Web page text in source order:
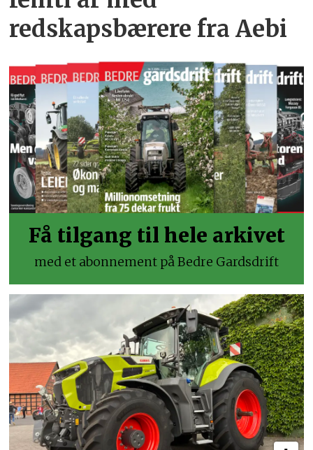
redskapsbærere fra Aebi
Få tilgang til hele arkivet
med et abonnement på Bedre Gardsdrift